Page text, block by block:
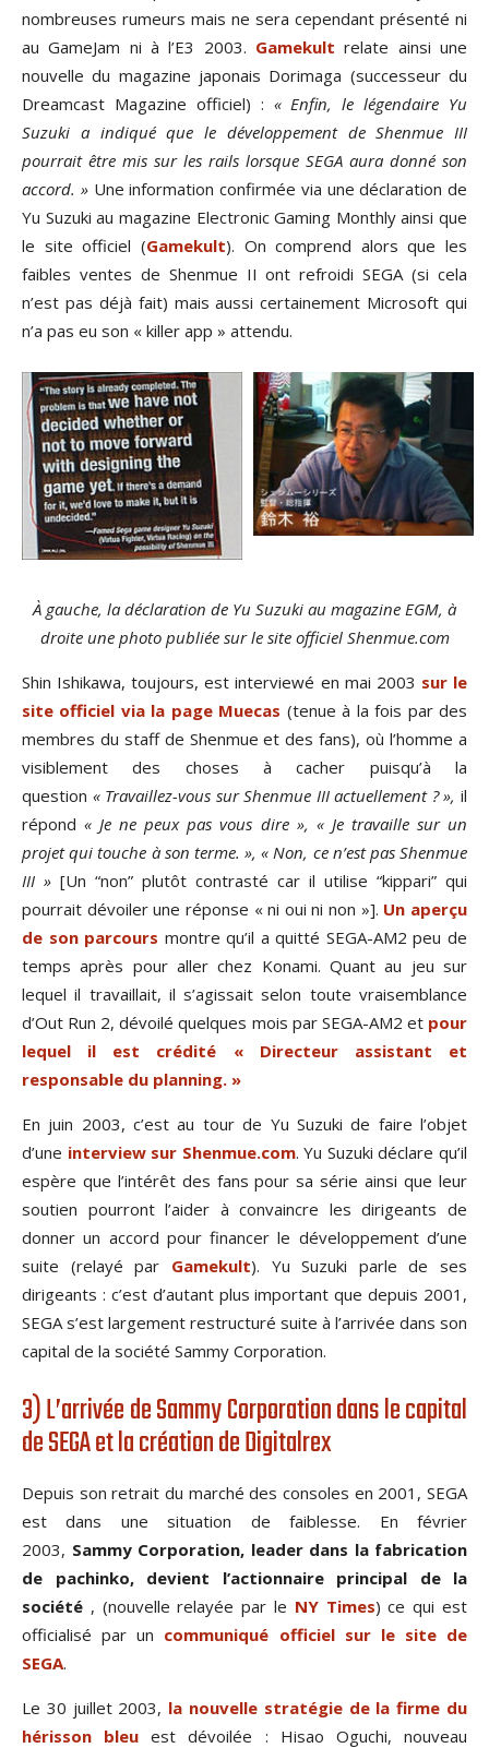
nombreuses rumeurs mais ne sera cependant présenté ni
au GameJam ni à l’E3 2003. Gamekult relate ainsi une
nouvelle du magazine japonais Dorimaga (successeur du
Dreamcast Magazine officiel) : « Enfin, le légendaire Yu
Suzuki a indiqué que le développement de Shenmue III
pourrait être mis sur les rails lorsque SEGA aura donné son
accord. »Une information confirmée via une déclaration de
Yu Suzuki au magazine Electronic Gaming Monthly ainsi que
le site officiel (Gamekult). On comprend alors que les
faibles ventes de Shenmue II ont refroidi SEGA (si cela
n’est pas déjà fait) mais aussi certainement Microsoft qui
n’a pas eu son « killer app » attendu.
À gauche, la déclaration de Yu Suzuki au magazine EGM, à
droite une photo publiée sur le site officiel Shenmue.com
Shin Ishikawa, toujours, est interviewé en mai 2003 sur le
site officiel via la page Muecas (tenue à la fois par des
membres du staff de Shenmue et des fans), où l’homme a
visiblement des choses à cacher puisqu’à la
question « Travaillez-vous sur Shenmue III actuellement ? », il
répond« Je ne peux pas vous dire », « Je travaille sur un
projet qui touche à son terme. », « Non, ce n’est pas Shenmue
III » [Un “non” plutôt contrasté car il utilise “kippari” qui
pourrait dévoiler une réponse « ni oui ni non »]. Un aperçu
de son parcours montre qu’il a quitté SEGA-AM2 peu de
temps après pour aller chez Konami. Quant au jeu sur
lequel il travaillait, il s’agissait selon toute vraisemblance
d’Out Run 2, dévoilé quelques mois par SEGA-AM2 et pour
lequel il est crédité « Directeur assistant et
responsable du planning. »
En juin 2003, c’est au tour de Yu Suzuki de faire l’objet
d’une interview sur Shenmue.com. Yu Suzuki déclare qu’il
espère que l’intérêt des fans pour sa série ainsi que leur
soutien pourront l’aider à convaincre les dirigeants de
donner un accord pour financer le développement d’une
suite (relayé par Gamekult). Yu Suzuki parle de ses
dirigeants : c’est d’autant plus important que depuis 2001,
SEGA s’est largement restructuré suite à l’arrivée dans son
capital de la société Sammy Corporation.
3) L’arrivée de Sammy Corporation dans le capital
de SEGA et la création de Digitalrex
Depuis son retrait du marché des consoles en 2001, SEGA
est dans une situation de faiblesse. En février
2003, Sammy Corporation, leader dans la fabrication
de pachinko, devient l’actionnaire principal de la
société , (nouvelle relayée par le NY Times) ce qui est
officialisé par un communiqué officiel sur le site de
SEGA.
Le 30 juillet 2003, la nouvelle stratégie de la firme du
hérisson bleu est dévoilée : Hisao Oguchi, nouveau